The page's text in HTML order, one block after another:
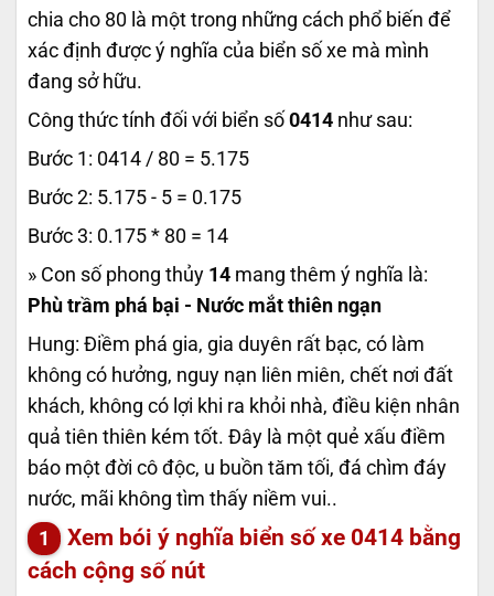
chia cho 80 là một trong những cách phổ biến để
xác định được ý nghĩa của biển số xe mà mình
đang sở hữu.
Công thức tính đối với biển số 0414 như sau:
Bước 1: 0414 / 80 = 5.175
Bước 2: 5.175 - 5 = 0.175
Bước 3: 0.175 * 80 = 14
» Con số phong thủy 14 mang thêm ý nghĩa là:
Phù trầm phá bại - Nước mắt thiên ngạn
Hung: Điềm phá gia, gia duyên rất bạc, có làm
không có hưởng, nguy nạn liên miên, chết nơi đất
khách, không có lợi khi ra khỏi nhà, điều kiện nhân
quả tiên thiên kém tốt. Đây là một quẻ xấu điềm
báo một đời cô độc, u buồn tăm tối, đá chìm đáy
nước, mãi không tìm thấy niềm vui..
Xem bói ý nghĩa biển số xe 0414 bằng
cách cộng số nút